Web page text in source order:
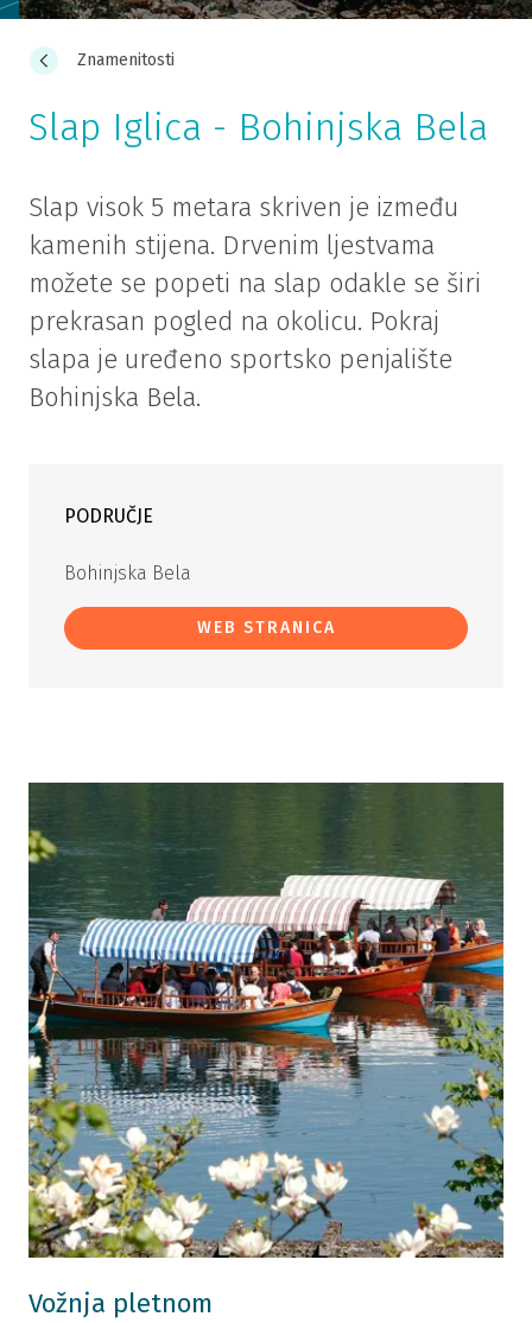
Znamenitosti
Slap Iglica - Bohinjska Bela
Slap visok 5 metara skriven je između
kamenih stijena. Drvenim ljestvama
možete se popeti na slap odakle se širi
prekrasan pogled na okolicu. Pokraj
slapa je uređeno sportsko penjalište
Bohinjska Bela.
PODRUČJE
Bohinjska Bela
WEB STRANICA
Vožnja pletnom